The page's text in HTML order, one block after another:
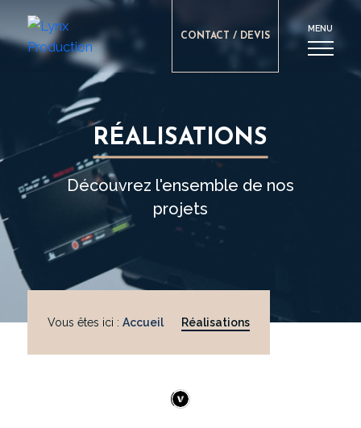
MENU
CONTACT / DEVIS
RÉALISATIONS
Découvrez l'ensemble de nos
projets
Vous êtes ici :Accueil Réalisations